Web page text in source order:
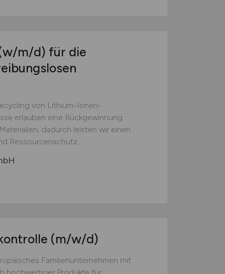
m/d) für die
von Lithium-Ionen-
erlauben eine Rückgewinnung
dadurch leisten wir einen
Ressourcenschutz....
(m/w/d)
Familienunternehmen mit